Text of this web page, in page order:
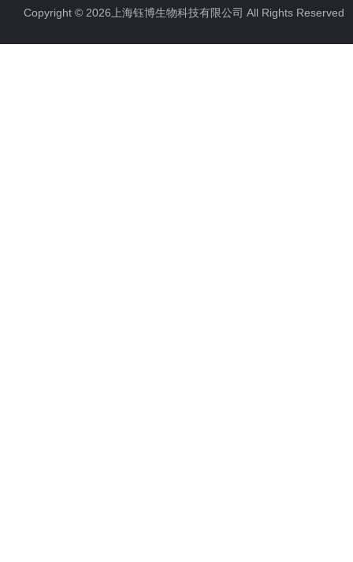
Copyright © 2026上海钰博生物科技有限公司 All Rights